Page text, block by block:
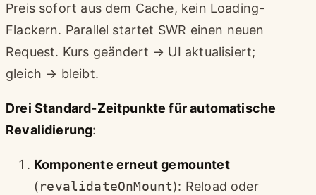
Preis sofort aus dem Cache, kein Loading-
Flackern. Parallel startet SWR einen neuen
Request. Kurs geändert → UI aktualisiert;
gleich → bleibt.
Drei Standard-Zeitpunkte für automatische
Revalidierung:
Komponente erneut gemountet
(revalidateOnMount): Reload oder